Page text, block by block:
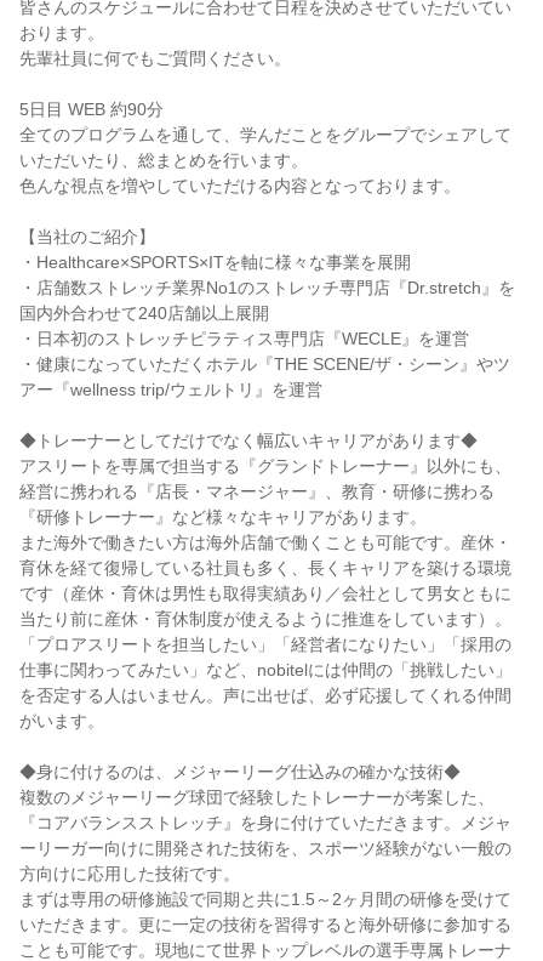
皆さんのスケジュールに合わせて日程を決めさせていただいてい
おります。
先輩社員に何でもご質問ください。
5日目 WEB 約90分
全てのプログラムを通して、学んだことをグループでシェアして
いただいたり、総まとめを行います。
色んな視点を増やしていただける内容となっております。
【当社のご紹介】
・Healthcare×SPORTS×ITを軸に様々な事業を展開
・店舗数ストレッチ業界No1のストレッチ専門店『Dr.stretch』を
国内外合わせて240店舗以上展開
・日本初のストレッチピラティス専門店『WECLE』を運営
・健康になっていただくホテル『THE SCENE/ザ・シーン』やツ
アー『wellness trip/ウェルトリ』を運営
◆トレーナーとしてだけでなく幅広いキャリアがあります◆
アスリートを専属で担当する『グランドトレーナー』以外にも、
経営に携われる『店長・マネージャー』、教育・研修に携わる
『研修トレーナー』など様々なキャリアがあります。
また海外で働きたい方は海外店舗で働くことも可能です。産休・
育休を経て復帰している社員も多く、長くキャリアを築ける環境
です（産休・育休は男性も取得実績あり／会社として男女ともに
当たり前に産休・育休制度が使えるように推進をしています）。
「プロアスリートを担当したい」「経営者になりたい」「採用の
仕事に関わってみたい」など、nobitelには仲間の「挑戦したい」
を否定する人はいません。声に出せば、必ず応援してくれる仲間
がいます。
◆身に付けるのは、メジャーリーグ仕込みの確かな技術◆
複数のメジャーリーグ球団で経験したトレーナーが考案した、
『コアバランスストレッチ』を身に付けていただきます。メジャ
ーリーガー向けに開発された技術を、スポーツ経験がない一般の
方向けに応用した技術です。
まずは専用の研修施設で同期と共に1.5～2ヶ月間の研修を受けて
いただきます。更に一定の技術を習得すると海外研修に参加する
ことも可能です。現地にて世界トップレベルの選手専属トレーナ